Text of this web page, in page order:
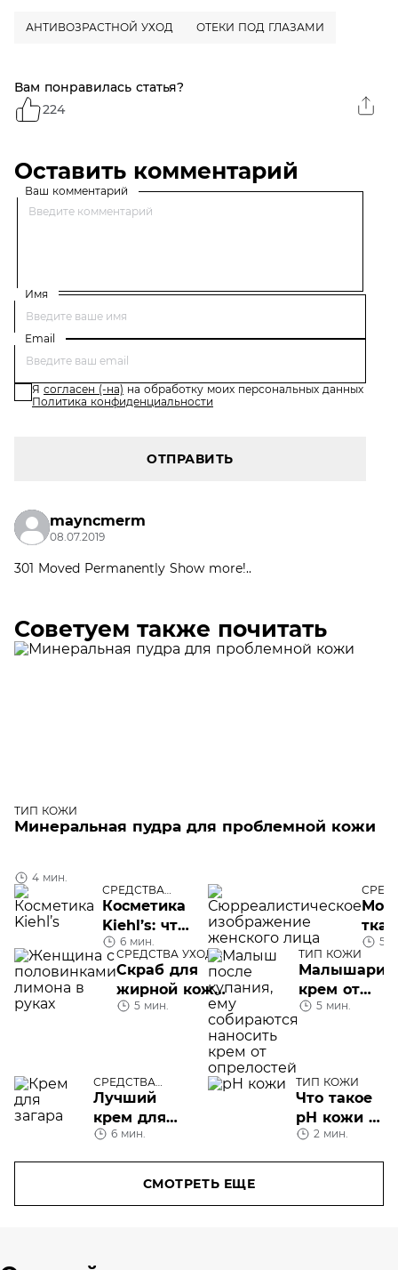
АНТИВОЗРАСТНОЙ УХОД ОТЕКИ ПОД ГЛАЗАМИ
Вам понравилась статья?
224
Оставить комментарий
Ваш комментарий
Имя
Email
Я согласен (-на) на обработку моих персональных данных
Политика конфиденциальности
ОТПРАВИТЬ
mayncmerm
08.07.2019
301 Moved Permanently Show more!..
Советуем также почитать
ТИП КОЖИ
Минеральная пудра для проблемной кожи
4 мин.
СРЕДСТВА
УХОДА
Косметика
Kiehl’s: что
вам нужно
о ней
знать
6 мин.
5
СРЕДСТВА УХОДА
Скраб для
жирной кожи
лица:
приготовления
или готовые
средства
5 мин.
ТИП КОЖИ
крем от
опрелостей
5 мин.
СРЕДСТВА
УХОДА
Лучший
крем для
загара: как
пребывание
6 мин.
ТИП КОЖИ
Что такое
рН кожи и
почему он
2 мин.
СМОТРЕТЬ ЕЩЕ